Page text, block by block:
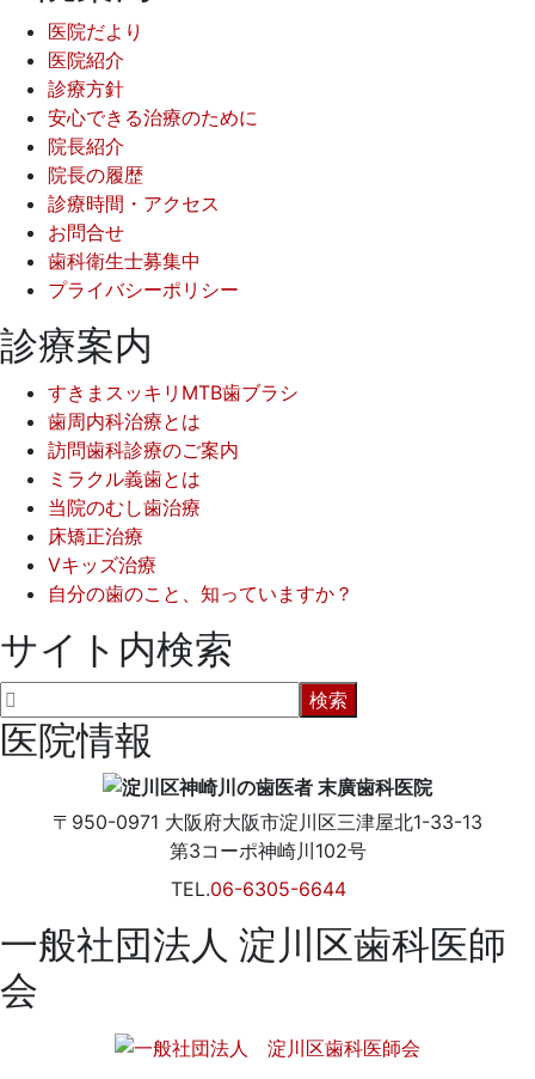
医院だより
医院紹介
診療方針
安心できる治療のために
院長紹介
院長の履歴
診療時間・アクセス
お問合せ
歯科衛生士募集中
プライバシーポリシー
診療案内
すきまスッキリMTB歯ブラシ
歯周内科治療とは
訪問歯科診療のご案内
ミラクル義歯とは
当院のむし歯治療
床矯正治療
Vキッズ治療
自分の歯のこと、知っていますか？
サイト内検索
医院情報
〒950-0971 大阪府大阪市淀川区三津屋北1-33-13
第3コーポ神崎川102号
TEL.06-6305-6644
一般社団法人 淀川区歯科医師
会